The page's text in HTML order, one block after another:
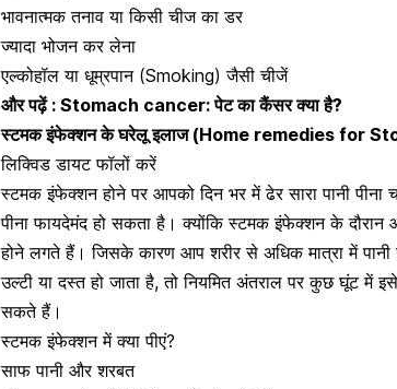
भावनात्मक तनाव या किसी चीज का डर
ज्यादा भोजन कर लेना
एल्कोहॉल या धूम्रपान(Smoking) जैसी चीजें
और पढ़ें : Stomach cancer: पेट का कैंसर क्या है?
स्टमक इंफेक्शन के घरेलू इलाज (Home remedies for
लिक्विड डायट फॉलों करें
स्टमक इंफेक्शन होने पर आपको दिन भर में ढेर सारा पानी
पीना फायदेमंद हो सकता है। क्योंकि स्टमक इंफेक्शन के दौरान
होने लगते हैं। जिसके कारण आप शरीर से अधिक मात्रा में
उल्टी या दस्त हो जाता है, तो नियमित अंतराल पर कुछ घूंट
सकते हैं।
स्टमक इंफेक्शन में क्या पीएं?
साफ पानी और शरबत